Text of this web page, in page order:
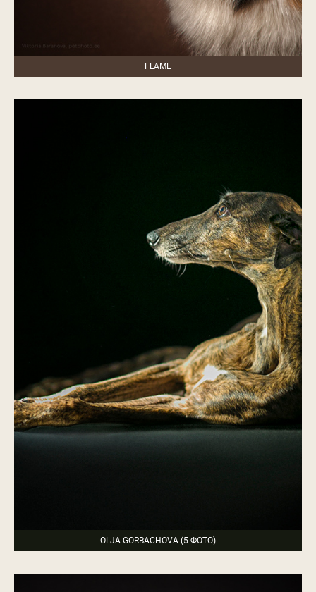
FLAME
OLJA GORBACHOVA (5 ФОТО)